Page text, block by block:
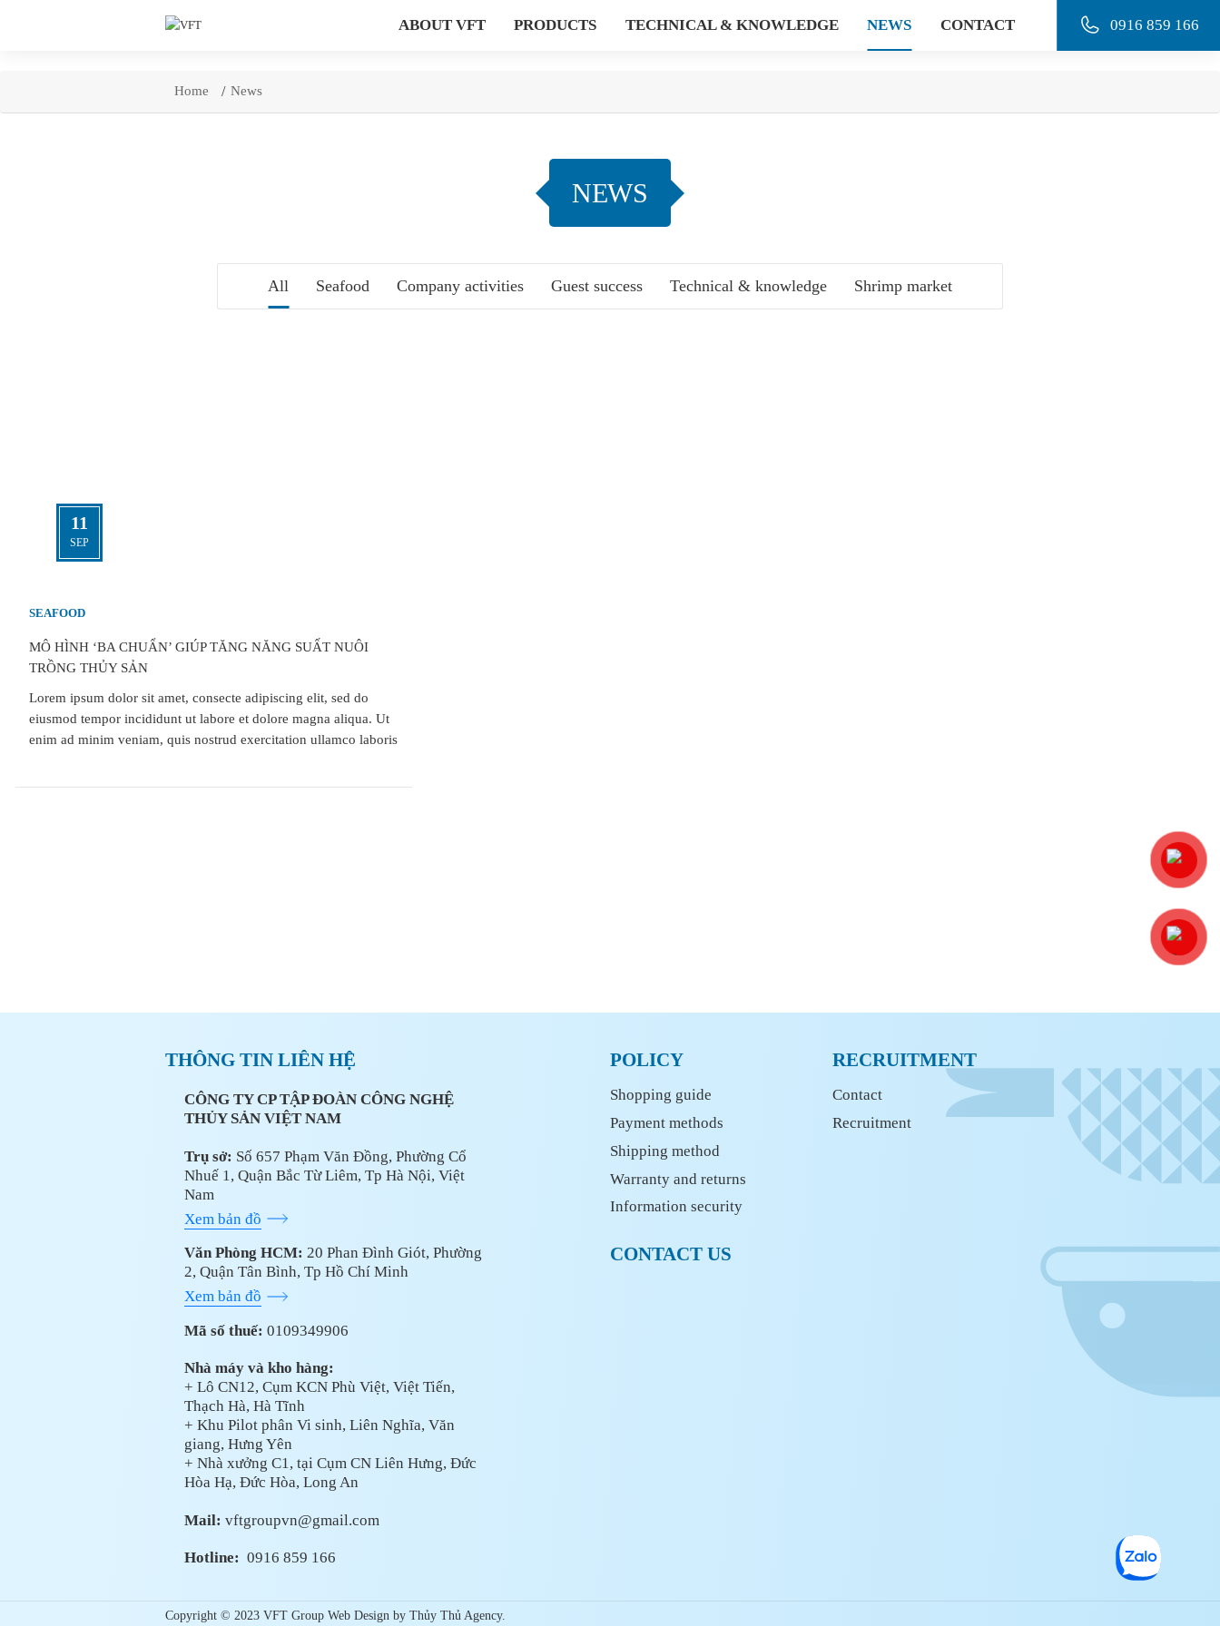
ABOUT VFT PRODUCTS TECHNICAL & KNOWLEDGE NEWS CONTACT 0916 859 166
Home News
NEWS
All Seafood Company activities Guest success Technical & knowledge Shrimp market
11
SEP
SEAFOOD
MÔ HÌNH ‘BA CHUẨN’ GIÚP TĂNG NĂNG SUẤT NUÔI
TRỒNG THỦY SẢN
Lorem ipsum dolor sit amet, consecte adipiscing elit, sed do
eiusmod tempor incididunt ut labore et dolore magna aliqua. Ut
enim ad minim veniam, quis nostrud exercitation ullamco laboris
THÔNG TIN LIÊN HỆ
CÔNG TY CP TẬP ĐOÀN CÔNG NGHỆ
THỦY SẢN VIỆT NAM
Trụ sở: Số 657 Phạm Văn Đồng, Phường Cổ
Nhuế 1, Quận Bắc Từ Liêm, Tp Hà Nội, Việt
Nam
Xem bản đồ
Văn Phòng HCM: 20 Phan Đình Giót, Phường
2, Quận Tân Bình, Tp Hồ Chí Minh
Xem bản đồ
Mã số thuế: 0109349906
Nhà máy và kho hàng:
+ Lô CN12, Cụm KCN Phù Việt, Việt Tiến,
Thạch Hà, Hà Tĩnh
+ Khu Pilot phân Vi sinh, Liên Nghĩa, Văn
giang, Hưng Yên
+ Nhà xưởng C1, tại Cụm CN Liên Hưng, Đức
Hòa Hạ, Đức Hòa, Long An
Mail: vftgroupvn@gmail.com
Hotline: 0916 859 166
POLICY
Shopping guide
Payment methods
Shipping method
Warranty and returns
Information security
CONTACT US
RECRUITMENT
Contact
Recruitment
Copyright © 2023 VFT Group Web Design by Thủy Thủ Agency.